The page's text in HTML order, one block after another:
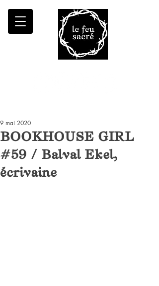
BOOKHOUSE GIRL
#59 / Balval Ekel,
écrivaine
9 mai 2020